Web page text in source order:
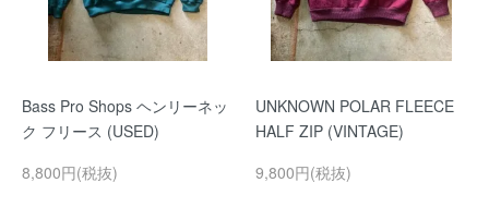
Bass Pro Shops ヘンリーネッ
ク フリース (USED)
8,800円(税抜)
UNKNOWN POLAR FLEECE
HALF ZIP (VINTAGE)
9,800円(税抜)